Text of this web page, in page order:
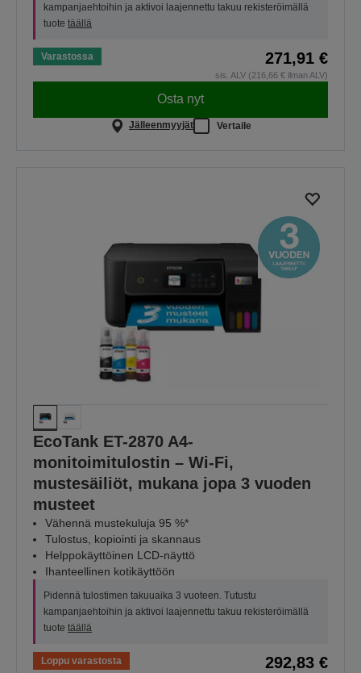
kampanjaehtoihin ja aktivoi laajennettu takuu rekisteröimällä
tuote täällä
Varastossa 271,91 €
sis. ALV (216,66 € ilman ALV)
Osta nyt
Jälleenmyyjät Vertaile
EcoTank ET-2870 A4-
monitoimitulostin – Wi-Fi,
mustesäiliöt, mukana jopa 3 vuoden
musteet
Vähennä mustekuluja 95 %*
Tulostus, kopiointi ja skannaus
Helppokäyttöinen LCD-näyttö
Ihanteellinen kotikäyttöön
Pidennä tulostimen takuuaika 3 vuoteen. Tutustu
kampanjaehtoihin ja aktivoi laajennettu takuu rekisteröimällä
tuote täällä
Loppu varastosta 292,83 €